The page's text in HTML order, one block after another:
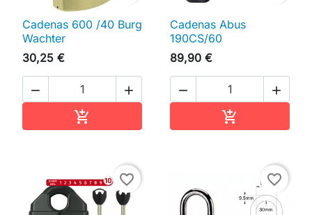
Cadenas 600 /40 Burg
Wachter
30,25 €
 

Cadenas Abus
190CS/60
89,90 €
 

favorite_border favorite_border